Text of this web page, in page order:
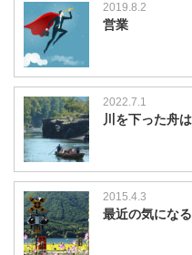
2019.8.2
営業
2022.7.1
川を下った舟
2015.4.3
最近の気にな